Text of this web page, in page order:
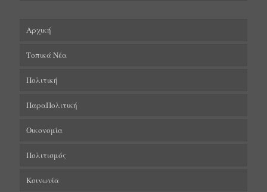
Αρχική
Τοπικά Νέα
Πολιτική
ΠαραΠολιτική
Οικονομία
Πολιτισμός
Κοινωνία